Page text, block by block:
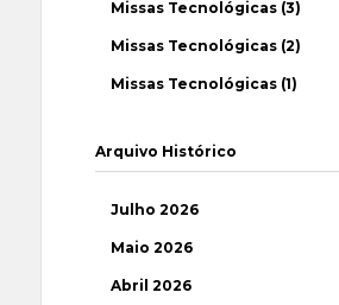
Missas Tecnológicas (3)
Missas Tecnológicas (2)
Missas Tecnológicas (1)
Arquivo Histórico
Julho 2026
Maio 2026
Abril 2026